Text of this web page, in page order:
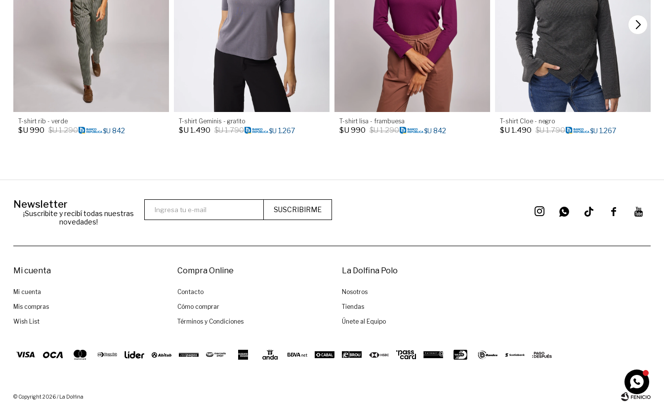
T-shirt rib - verde
$U 990 $U1.290 $U 842
T-shirt Geminis - grafito
$U 1.490 $U1.790 $U 1.267
T-shirt lisa - frambuesa
$U 990 $U1.290 $U 842
T-shirt Cloe - negro
$U 1.490 $U1.790 $U 1.267
Newsletter
¡Suscribite y recibí todas nuestras
novedades!
SUSCRIBIRME  
 
Mi cuenta
Mi cuenta
Mis compras
Wish List
Compra Online
Contacto
Cómo comprar
Términos y Condiciones
La Dolfina Polo
Nosotros
Tiendas
Únete al Equipo
© Copyright 2026 / La Dolfina